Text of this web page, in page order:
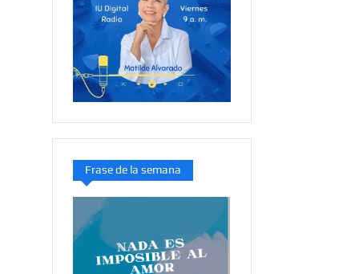
Frase de la semana